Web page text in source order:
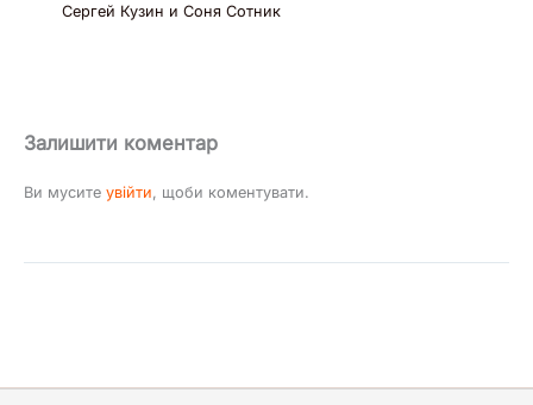
Сергей Кузин и Соня Сотник
Залишити коментар
Ви мусите увійти, щоби коментувати.